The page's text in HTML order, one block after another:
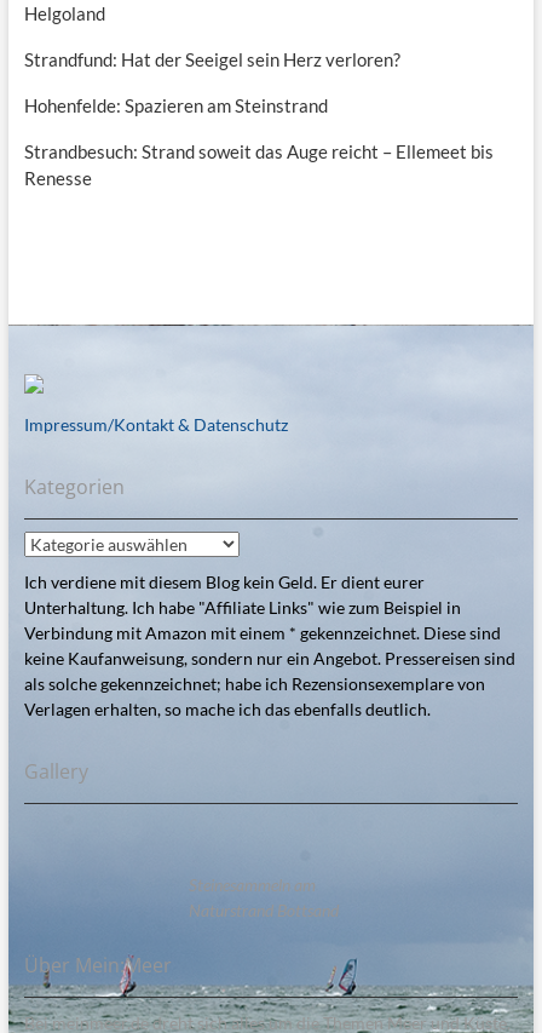
Helgoland
Strandfund: Hat der Seeigel sein Herz verloren?
Hohenfelde: Spazieren am Steinstrand
Strandbesuch: Strand soweit das Auge reicht – Ellemeet bis
Renesse
Impressum/Kontakt & Datenschutz
Kategorien
Kategorien
Ich verdiene mit diesem Blog kein Geld. Er dient eurer
Unterhaltung. Ich habe "Affiliate Links" wie zum Beispiel in
Verbindung mit Amazon mit einem * gekennzeichnet. Diese sind
keine Kaufanweisung, sondern nur ein Angebot. Pressereisen sind
als solche gekennzeichnet; habe ich Rezensionsexemplare von
Verlagen erhalten, so mache ich das ebenfalls deutlich.
Gallery
Steinesammeln am
Naturstrand Bottsand
Über Mein:Meer
Bei meinmeer.de dreht sich alles um die Themen Meer und Küste.